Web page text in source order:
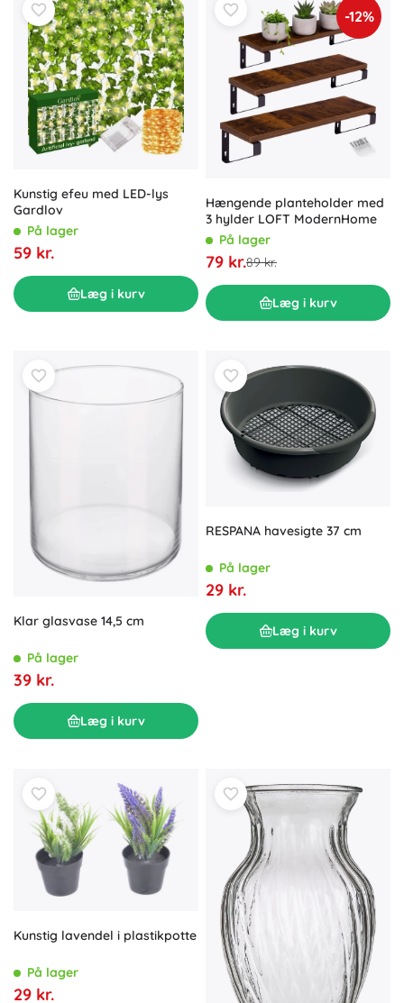
Kunstig efeu med LED-lys
Gardlov
På lager
59 kr.
Læg i kurv
-12%
Hængende planteholder med
3 hylder LOFT ModernHome
På lager
79 kr.89 kr.
Læg i kurv
Klar glasvase 14,5 cm
På lager
39 kr.
Læg i kurv
RESPANA havesigte 37 cm
På lager
29 kr.
Læg i kurv
Kunstig lavendel i plastikpotte
På lager
29 kr.